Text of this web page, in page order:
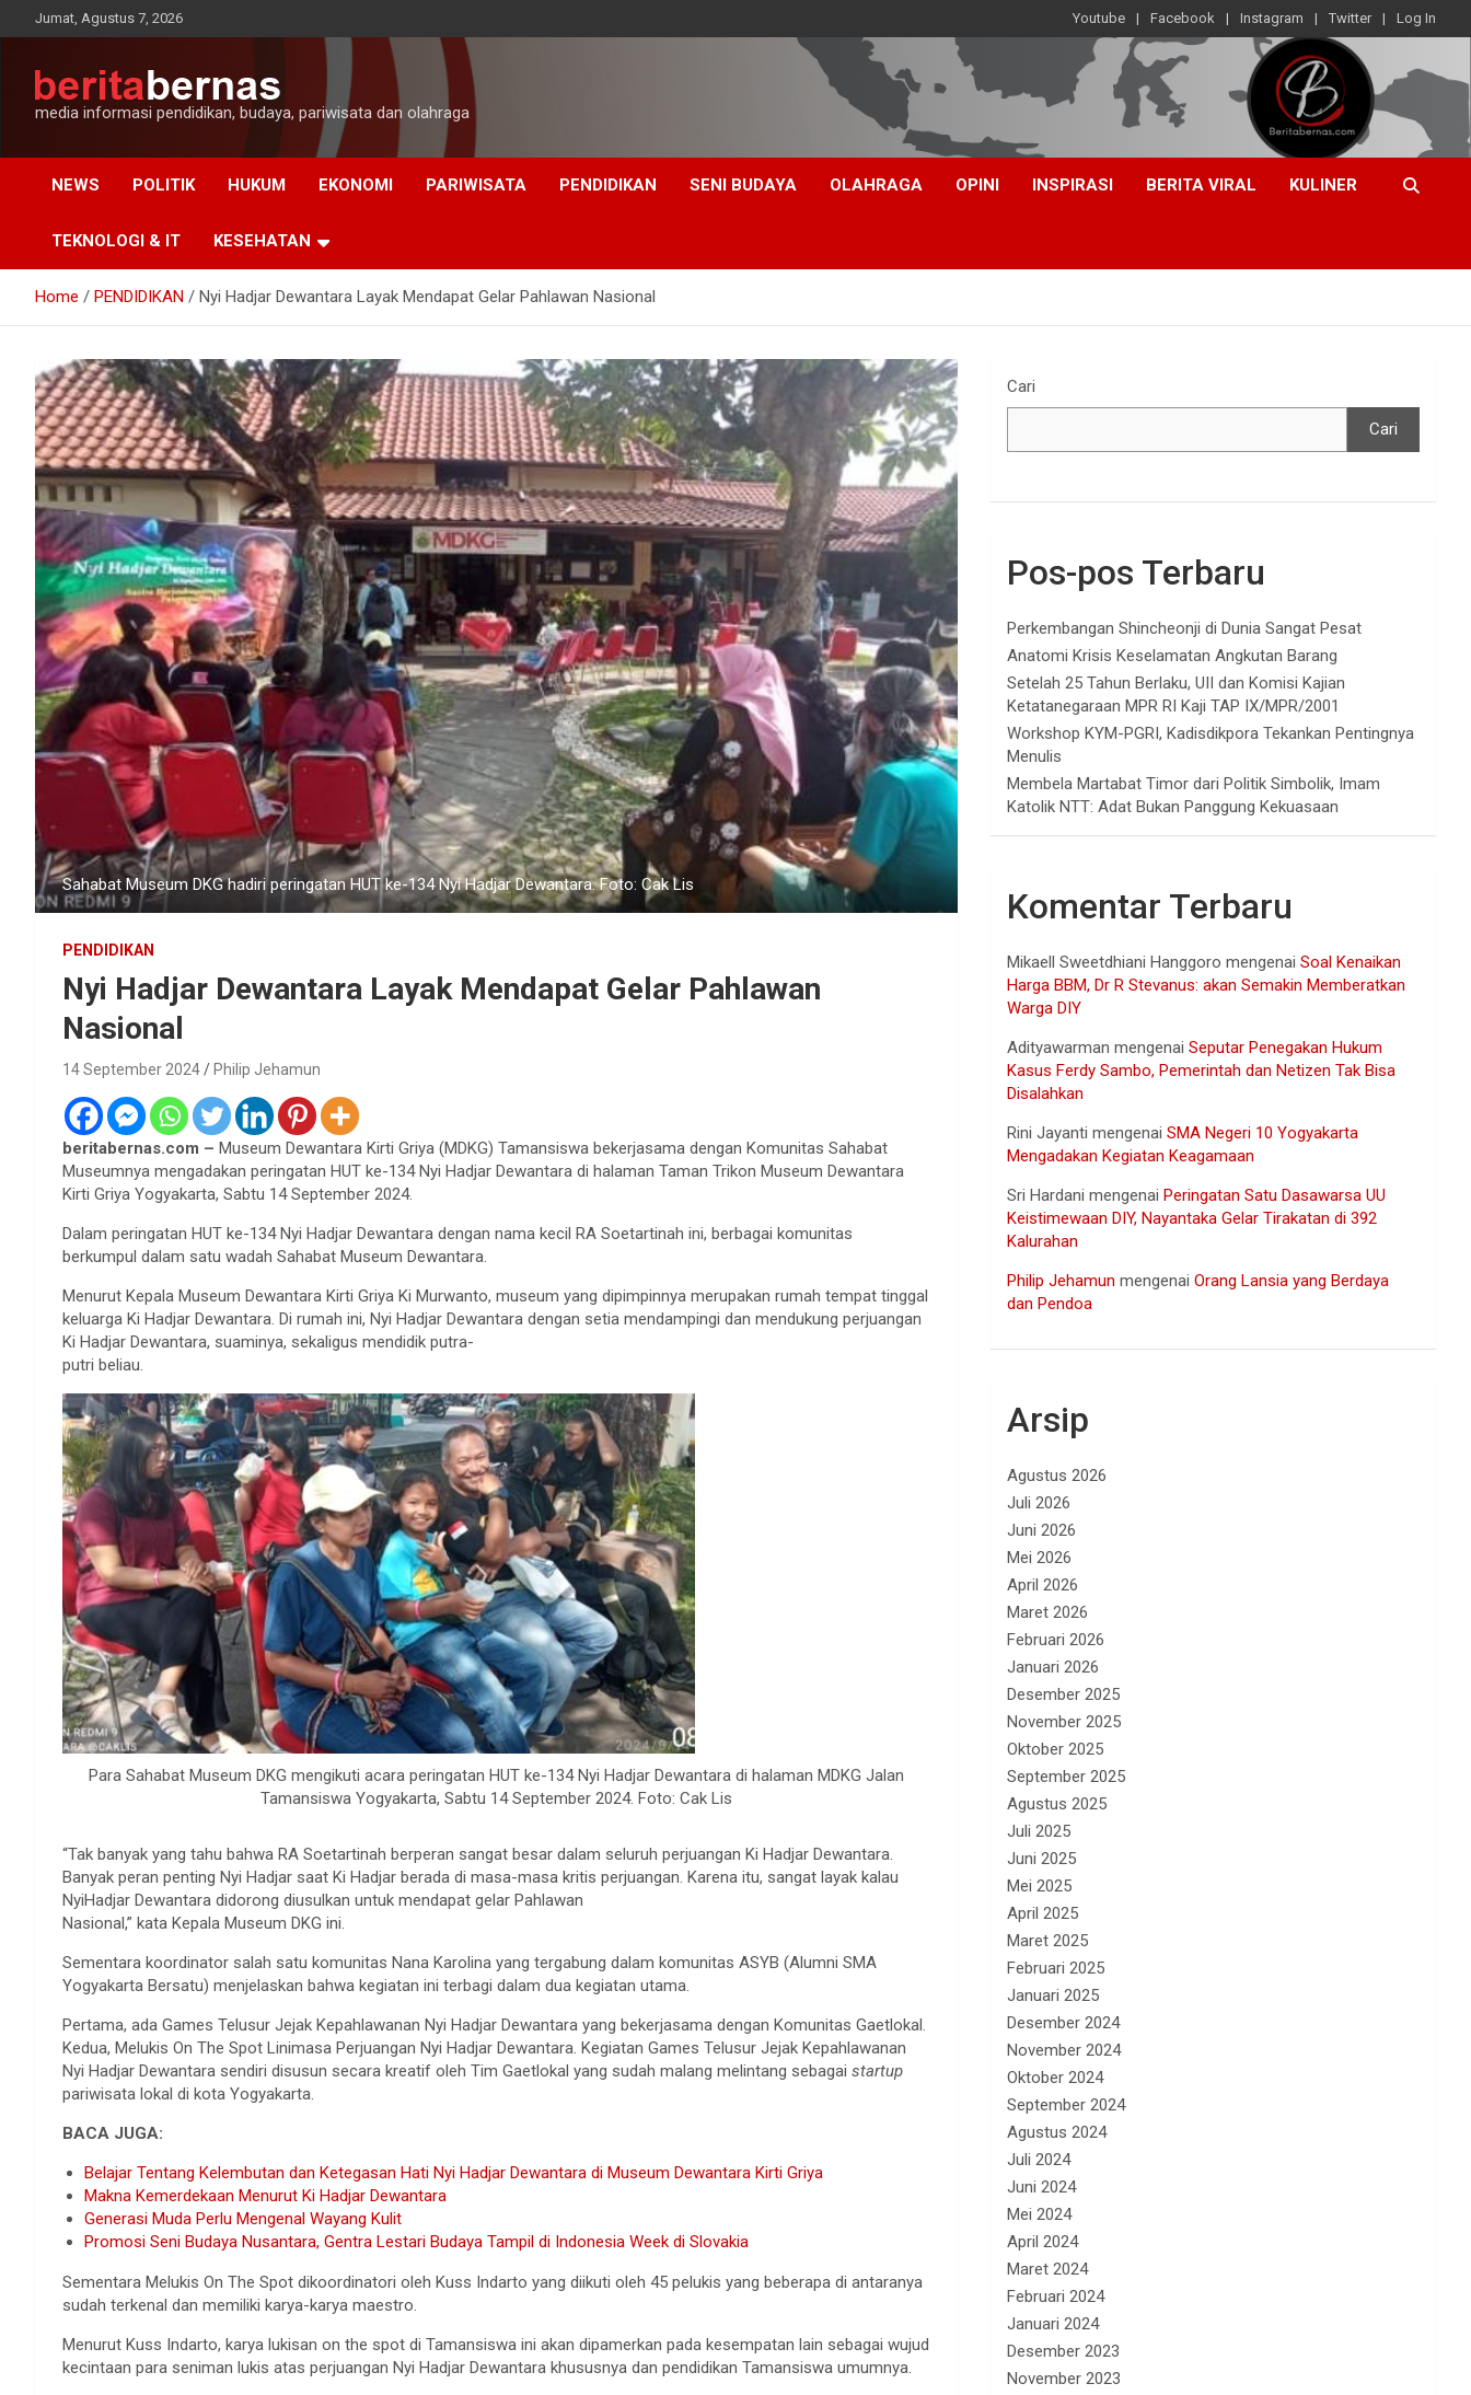
to
Jumat, Agustus 7, 2026 Youtube Facebook Instagram Twitter Log In
media informasi pendidikan, budaya, pariwisata dan olahraga
NEWS POLITIK HUKUM EKONOMI PARIWISATA PENDIDIKAN SENI BUDAYA OLAHRAGA OPINI INSPIRASI BERITA VIRAL KULINER
TEKNOLOGI & IT KESEHATAN
Home PENDIDIKAN Nyi Hadjar Dewantara Layak Mendapat Gelar Pahlawan Nasional
Sahabat Museum DKG hadiri peringatan HUT ke-134 Nyi Hadjar Dewantara. Foto: Cak Lis
PENDIDIKAN
Nyi Hadjar Dewantara Layak Mendapat Gelar Pahlawan
Nasional
14 September 2024 Philip Jehamun
beritabernas.com – Museum Dewantara Kirti Griya (MDKG) Tamansiswa bekerjasama dengan Komunitas Sahabat
Museumnya mengadakan peringatan HUT ke-134 Nyi Hadjar Dewantara di halaman Taman Trikon Museum Dewantara
Kirti Griya Yogyakarta, Sabtu 14 September 2024.
Dalam peringatan HUT ke-134 Nyi Hadjar Dewantara dengan nama kecil RA Soetartinah ini, berbagai komunitas
berkumpul dalam satu wadah Sahabat Museum Dewantara.
Menurut Kepala Museum Dewantara Kirti Griya Ki Murwanto, museum yang dipimpinnya merupakan rumah tempat tinggal
keluarga Ki Hadjar Dewantara. Di rumah ini, Nyi Hadjar Dewantara dengan setia mendampingi dan mendukung perjuangan
Ki Hadjar Dewantara, suaminya, sekaligus mendidik putra-
putri beliau.
Para Sahabat Museum DKG mengikuti acara peringatan HUT ke-134 Nyi Hadjar Dewantara di halaman MDKG Jalan
Tamansiswa Yogyakarta, Sabtu 14 September 2024. Foto: Cak Lis
“Tak banyak yang tahu bahwa RA Soetartinah berperan sangat besar dalam seluruh perjuangan Ki Hadjar Dewantara.
Banyak peran penting Nyi Hadjar saat Ki Hadjar berada di masa-masa kritis perjuangan. Karena itu, sangat layak kalau
NyiHadjar Dewantara didorong diusulkan untuk mendapat gelar Pahlawan
Nasional,” kata Kepala Museum DKG ini.
Sementara koordinator salah satu komunitas Nana Karolina yang tergabung dalam komunitas ASYB (Alumni SMA
Yogyakarta Bersatu) menjelaskan bahwa kegiatan ini terbagi dalam dua kegiatan utama.
Pertama, ada Games Telusur Jejak Kepahlawanan Nyi Hadjar Dewantara yang bekerjasama dengan Komunitas Gaetlokal.
Kedua, Melukis On The Spot Linimasa Perjuangan Nyi Hadjar Dewantara. Kegiatan Games Telusur Jejak Kepahlawanan
Nyi Hadjar Dewantara sendiri disusun secara kreatif oleh Tim Gaetlokal yang sudah malang melintang sebagai startup
pariwisata lokal di kota Yogyakarta.
BACA JUGA:
Belajar Tentang Kelembutan dan Ketegasan Hati Nyi Hadjar Dewantara di Museum Dewantara Kirti Griya
Makna Kemerdekaan Menurut Ki Hadjar Dewantara
Generasi Muda Perlu Mengenal Wayang Kulit
Promosi Seni Budaya Nusantara, Gentra Lestari Budaya Tampil di Indonesia Week di Slovakia
Sementara Melukis On The Spot dikoordinatori oleh Kuss Indarto yang diikuti oleh 45 pelukis yang beberapa di antaranya
sudah terkenal dan memiliki karya-karya maestro.
Menurut Kuss Indarto, karya lukisan on the spot di Tamansiswa ini akan dipamerkan pada kesempatan lain sebagai wujud
kecintaan para seniman lukis atas perjuangan Nyi Hadjar Dewantara khususnya dan pendidikan Tamansiswa umumnya.
Cari
Cari
Pos-pos Terbaru
Perkembangan Shincheonji di Dunia Sangat Pesat
Anatomi Krisis Keselamatan Angkutan Barang
Setelah 25 Tahun Berlaku, UII dan Komisi Kajian
Ketatanegaraan MPR RI Kaji TAP IX/MPR/2001
Workshop KYM-PGRI, Kadisdikpora Tekankan Pentingnya
Menulis
Membela Martabat Timor dari Politik Simbolik, Imam
Katolik NTT: Adat Bukan Panggung Kekuasaan
Komentar Terbaru
Mikaell Sweetdhiani Hanggoro mengenaiSoal Kenaikan
Harga BBM, Dr R Stevanus: akan Semakin Memberatkan
Warga DIY
Adityawarman mengenaiSeputar Penegakan Hukum
Kasus Ferdy Sambo, Pemerintah dan Netizen Tak Bisa
Disalahkan
Rini Jayanti mengenaiSMA Negeri 10 Yogyakarta
Mengadakan Kegiatan Keagamaan
Sri Hardani mengenaiPeringatan Satu Dasawarsa UU
Keistimewaan DIY, Nayantaka Gelar Tirakatan di 392
Kalurahan
Philip Jehamun mengenaiOrang Lansia yang Berdaya
dan Pendoa
Arsip
Agustus 2026
Juli 2026
Juni 2026
Mei 2026
April 2026
Maret 2026
Februari 2026
Januari 2026
Desember 2025
November 2025
Oktober 2025
September 2025
Agustus 2025
Juli 2025
Juni 2025
Mei 2025
April 2025
Maret 2025
Februari 2025
Januari 2025
Desember 2024
November 2024
Oktober 2024
September 2024
Agustus 2024
Juli 2024
Juni 2024
Mei 2024
April 2024
Maret 2024
Februari 2024
Januari 2024
Desember 2023
November 2023